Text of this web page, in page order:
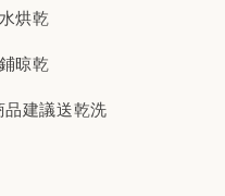
烘乾
晾乾
建議送乾洗